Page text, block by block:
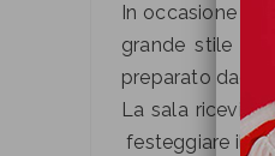
In occasione
grande stile
preparato dagli
La sala
festeggiare il